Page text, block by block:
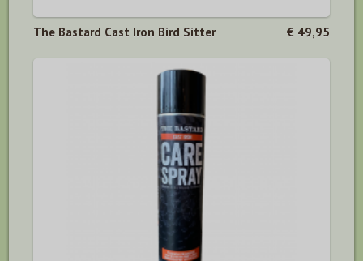
The Bastard Cast Iron Bird Sitter € 49,95